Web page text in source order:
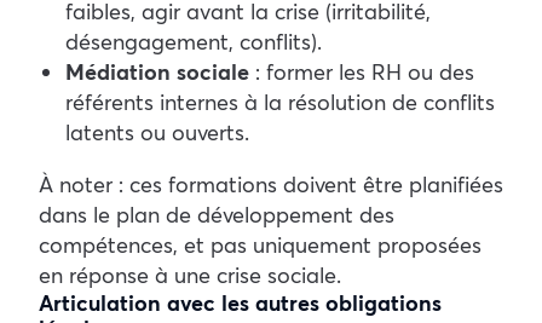
faibles, agir avant la crise (irritabilité,
désengagement, conflits).
Médiation sociale : former les RH ou des
référents internes à la résolution de conflits
latents ou ouverts.
À noter : ces formations doivent être planifiées
dans le plan de développement des
compétences, et pas uniquement proposées
en réponse à une crise sociale.
Articulation avec les autres obligations